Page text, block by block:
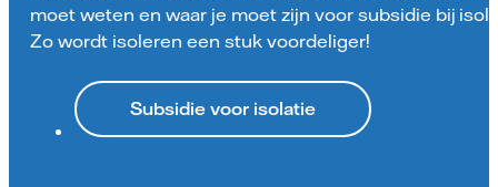
moet weten en waar je moet zijn voor subsidie bij
Zo wordt isoleren een stuk voordeliger!
Subsidie voor isolatie